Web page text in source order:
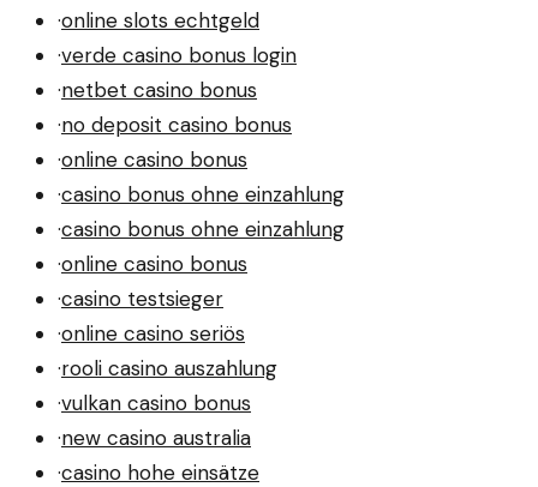
·online slots echtgeld
·verde casino bonus login
·netbet casino bonus
·no deposit casino bonus
·online casino bonus
·casino bonus ohne einzahlung
·casino bonus ohne einzahlung
·online casino bonus
·casino testsieger
·online casino seriös
·rooli casino auszahlung
·vulkan casino bonus
·new casino australia
·casino hohe einsätze